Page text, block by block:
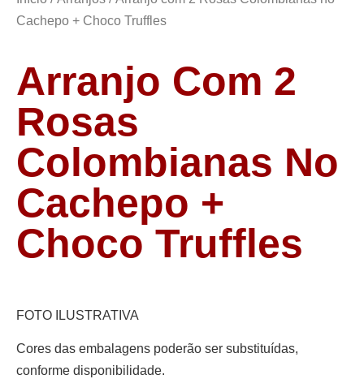
Cachepo + Choco Truffles
Arranjo Com 2
Rosas
Colombianas No
Cachepo +
Choco Truffles
FOTO ILUSTRATIVA
Cores das embalagens poderão ser substituídas,
conforme disponibilidade.